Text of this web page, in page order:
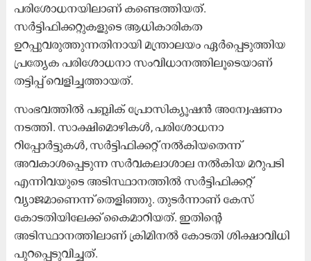
പരിശോധനയിലാണ് കണ്ടെത്തിയത്.
സർട്ടിഫിക്കറ്റുകളുടെ ആധികാരികത
ഉറപ്പുവരുത്തുന്നതിനായി മന്ത്രാലയം ഏർപ്പെടുത്തിയ
പ്രത്യേക പരിശോധനാ സംവിധാനത്തിലൂടെയാണ്
തട്ടിപ്പ് വെളിച്ചത്തായത്.
സംഭവത്തിൽ പബ്ലിക് പ്രോസിക്യൂഷൻ അന്വേഷണം
നടത്തി. സാക്ഷിമൊഴികൾ, പരിശോധനാ
റിപ്പോർട്ടുകൾ, സർട്ടിഫിക്കറ്റ് നൽകിയതെന്ന്
അവകാശപ്പെടുന്ന സർവകലാശാല നൽകിയ മറുപടി
എന്നിവയുടെ അടിസ്ഥാനത്തിൽ സർട്ടിഫിക്കറ്റ്
വ്യാജമാണെന്ന് തെളിഞ്ഞു. തുടർന്നാണ് കേസ്
കോടതിയിലേക്ക് കൈമാറിയത്. ഇതിന്റെ
അടിസ്ഥാനത്തിലാണ് ക്രിമിനൽ കോടതി ശിക്ഷാവിധി
പുറപ്പെടുവിച്ചത്.